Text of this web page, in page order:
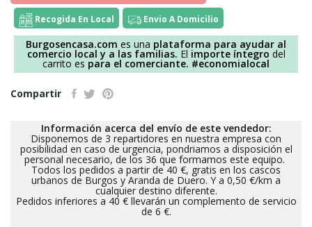
Recogida En Local Envio A Domicilio
Burgosencasa.com es una plataforma para ayudar al
comercio local y a las familias. El importe íntegro del
carrito es para el comerciante. #economialocal
Compartir
Información acerca del envío de este vendedor:
Disponemos de 3 repartidores en nuestra empresa con
posibilidad en caso de urgencia, pondriamos a disposición el
personal necesario, de los 36 que formamos este equipo.
Todos los pedidos a partir de 40 €, gratis en los cascos
urbanos de Burgos y Aranda de Duero. Y a 0,50 €/km a
cualquier destino diferente.
Pedidos inferiores a 40 € llevarán un complemento de servicio
de 6 €.